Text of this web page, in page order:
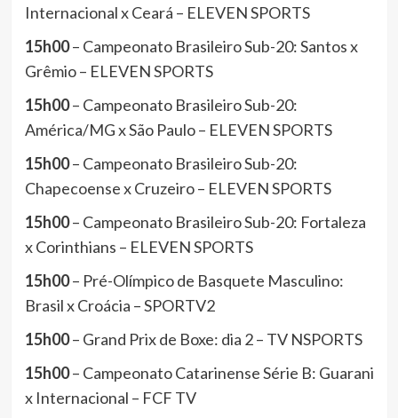
Internacional x Ceará – ELEVEN SPORTS
15h00– Campeonato Brasileiro Sub-20: Santos x
Grêmio – ELEVEN SPORTS
15h00– Campeonato Brasileiro Sub-20:
América/MG x São Paulo – ELEVEN SPORTS
15h00– Campeonato Brasileiro Sub-20:
Chapecoense x Cruzeiro – ELEVEN SPORTS
15h00– Campeonato Brasileiro Sub-20: Fortaleza
x Corinthians – ELEVEN SPORTS
15h00– Pré-Olímpico de Basquete Masculino:
Brasil x Croácia – SPORTV2
15h00– Grand Prix de Boxe: dia 2 – TV NSPORTS
15h00– Campeonato Catarinense Série B: Guarani
x Internacional – FCF TV